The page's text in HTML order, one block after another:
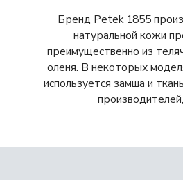
Бренд Petek 1855
натуральной кожи
преимущественно из
оленя. В некоторых
используется замша и